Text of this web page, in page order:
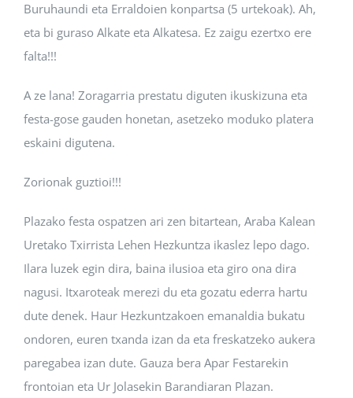
Buruhaundi eta Erraldoien konpartsa (5 urtekoak). Ah,
eta bi guraso Alkate eta Alkatesa. Ez zaigu ezertxo ere
falta!!!
A ze lana! Zoragarria prestatu diguten ikuskizuna eta
festa-gose gauden honetan, asetzeko moduko platera
eskaini digutena.
Zorionak guztioi!!!
Plazako festa ospatzen ari zen bitartean, Araba Kalean
Uretako Txirrista Lehen Hezkuntza ikaslez lepo dago.
Ilara luzek egin dira, baina ilusioa eta giro ona dira
nagusi. Itxaroteak merezi du eta gozatu ederra hartu
dute denek. Haur Hezkuntzakoen emanaldia bukatu
ondoren, euren txanda izan da eta freskatzeko aukera
paregabea izan dute. Gauza bera Apar Festarekin
frontoian eta Ur Jolasekin Barandiaran Plazan.